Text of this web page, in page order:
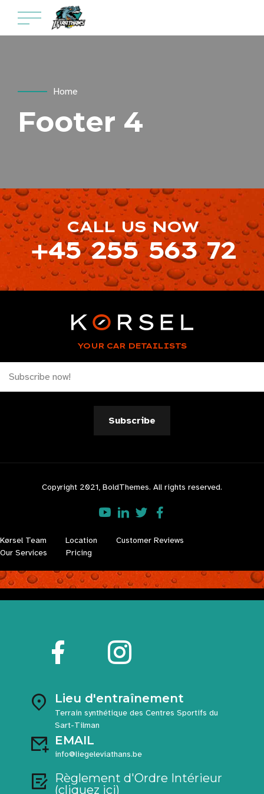
Home
Footer 4
CALL US NOW
+45 255 563 72
YOUR CAR DETAILISTS
Copyright 2021, BoldThemes. All rights reserved.
Kørsel Team Location
Customer Reviews
Our Services
Pricing
Lieu d'entraînement
Terrain synthétique des Centres Sportifs du
Sart-Tilman
EMAIL
info@liegeleviathans.be
Règlement d'Ordre Intérieur
(cliquez ici)